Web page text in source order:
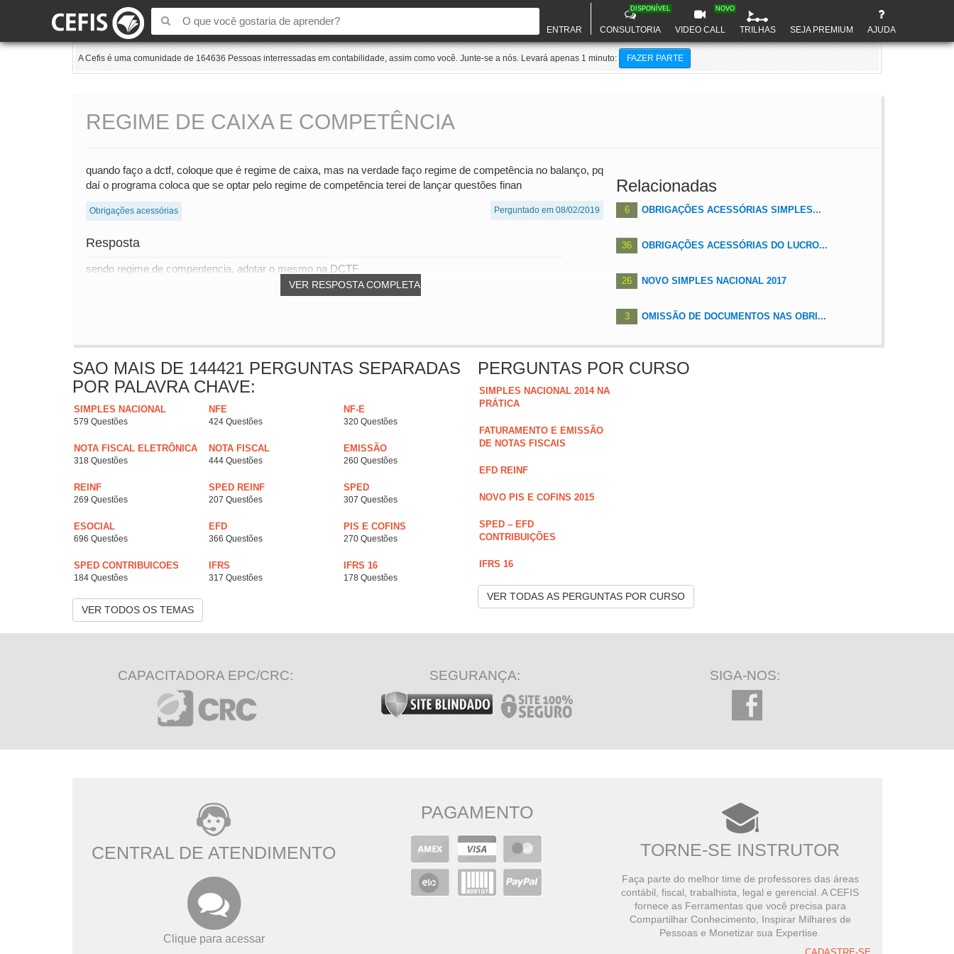
ENTRAR CONSULTORIA
DISPONÍVEL
VIDEO CALL
NOVO
TRILHAS SEJA PREMIUM AJUDA
A Cefis é uma comunidade de 164636 Pessoas interressadas em contabilidade, assim como você. Junte-se a nós. Levará apenas 1 minuto: FAZER PARTE
REGIME DE CAIXA E COMPETÊNCIA
quando faço a dctf, coloque que é regime de caixa, mas na verdade faço regime de competência no balanço, pq
daí o programa coloca que se optar pelo regime de competência terei de lançar questões finan
Obrigações acessórias Perguntado em 08/02/2019
Resposta
VER RESPOSTA COMPLETA
sendo regime de compentencia, adotar o mesmo na DCTF
Relacionadas
6 OBRIGAÇÕES ACESSÓRIAS SIMPLES...
36 OBRIGAÇÕES ACESSÓRIAS DO LUCRO...
26 NOVO SIMPLES NACIONAL 2017
3 OMISSÃO DE DOCUMENTOS NAS OBRI...
SAO MAIS DE 144421 PERGUNTAS SEPARADAS
POR PALAVRA CHAVE:
SIMPLES NACIONAL
579 Questões
NFE
424 Questões
NF-E
320 Questões
NOTA FISCAL ELETRÔNICA
318 Questões
NOTA FISCAL
444 Questões
EMISSÃO
260 Questões
REINF
269 Questões
SPED REINF
207 Questões
SPED
307 Questões
ESOCIAL
696 Questões
EFD
366 Questões
PIS E COFINS
270 Questões
SPED CONTRIBUICOES
184 Questões
IFRS
317 Questões
IFRS 16
178 Questões
VER TODOS OS TEMAS
PERGUNTAS POR CURSO
SIMPLES NACIONAL 2014 NA
PRÁTICA
FATURAMENTO E EMISSÃO
DE NOTAS FISCAIS
EFD REINF
NOVO PIS E COFINS 2015
SPED – EFD
CONTRIBUIÇÕES
IFRS 16
VER TODAS AS PERGUNTAS POR CURSO
CAPACITADORA EPC/CRC: SEGURANÇA: SIGA-NOS:
CENTRAL DE ATENDIMENTO
Clique para acessar
PAGAMENTO
TORNE-SE INSTRUTOR
Faça parte do melhor time de professores das áreas
contábil, fiscal, trabalhista, legal e gerencial. A CEFIS
fornece as Ferramentas que você precisa para
Compartilhar Conhecimento, Inspirar Milhares de
Pessoas e Monetizar sua Expertise.